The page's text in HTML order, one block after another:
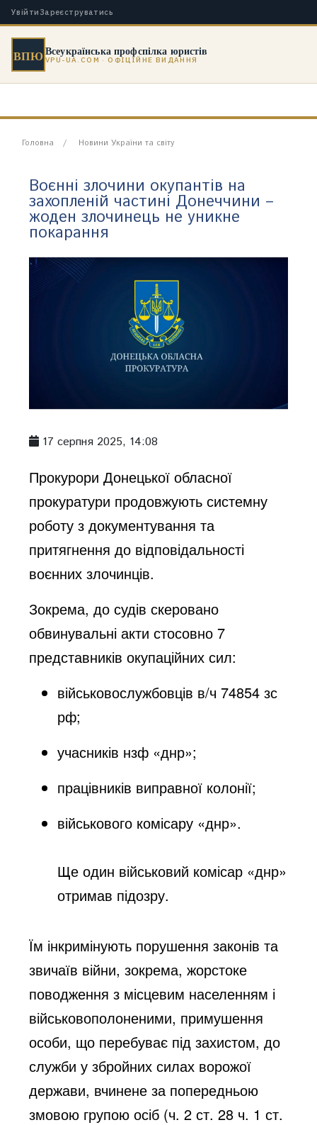
Увійти Зареєструватись
ВПЮВсеукраїнська профспілка юристів
VPU-UA.COM · ОФІЦІЙНЕ ВИДАННЯ
Головна Новини України та світу
Воєнні злочини окупантів на
захопленій частині Донеччини –
жоден злочинець не уникне
покарання
17 серпня 2025, 14:08
Прокурори Донецької обласної
прокуратури продовжують системну
роботу з документування та
притягнення до відповідальності
воєнних злочинців.
Зокрема, до судів скеровано
обвинувальні акти стосовно 7
представників окупаційних сил:
військовослужбовців в/ч 74854 зс
рф;
учасників нзф «днр»;
працівників виправної колонії;
військового комісару «днр».
Ще один військовий комісар «днр»
отримав підозру.
Їм інкримінують порушення законів та
звичаїв війни, зокрема, жорстоке
поводження з місцевим населенням і
військовополоненими, примушення
особи, що перебуває під захистом, до
служби у збройних силах ворожої
держави, вчинене за попередньою
змовою групою осіб (ч. 2 ст. 28 ч. 1 ст.